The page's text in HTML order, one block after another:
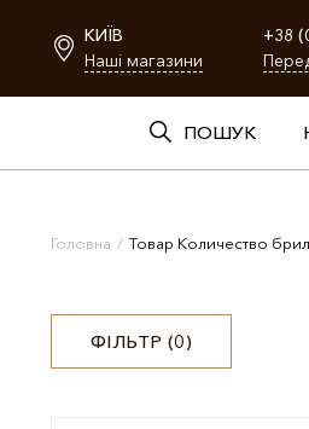
КИЇВ
Наші магазини
+38
ПОШУК
Головна / Товар Количество
ФІЛЬТР (0)